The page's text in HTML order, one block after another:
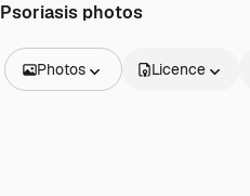
Psoriasis photos
Photos Licence